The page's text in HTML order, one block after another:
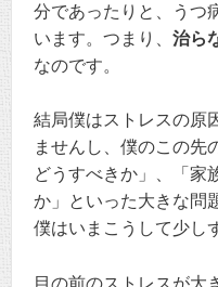
分であったりと、うつ
います。つまり、 治ら
なのです。
結局僕はストレスの原
ませんし、僕のこの先
どうすべきか」、「家
か」といった大きな問
僕はいまこうして少し
目の前のストレスが大